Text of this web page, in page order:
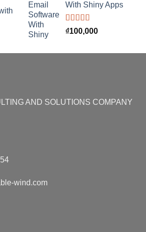
With Shiny Apps
Rated5.00
out of 5
₫100,000
AND SOLUTIONS COMPANY
wind.com